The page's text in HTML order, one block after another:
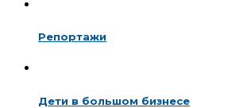
Репортажи
Дети в большом бизнесе